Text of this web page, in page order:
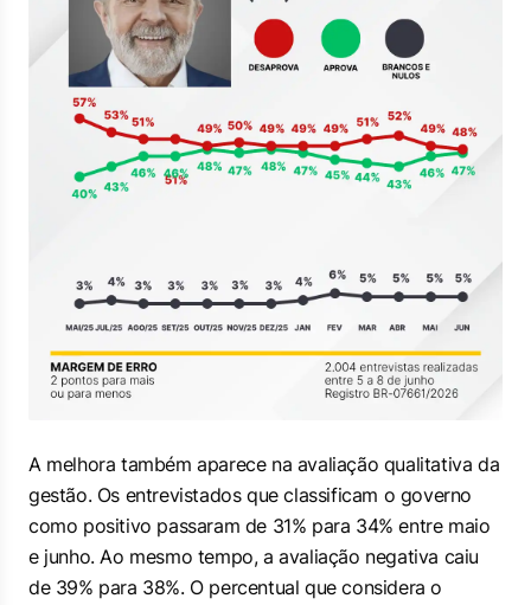
A melhora também aparece na avaliação qualitativa da
gestão. Os entrevistados que classificam o governo
como positivo passaram de 31% para 34% entre maio
e junho. Ao mesmo tempo, a avaliação negativa caiu
de 39% para 38%. O percentual que considera o